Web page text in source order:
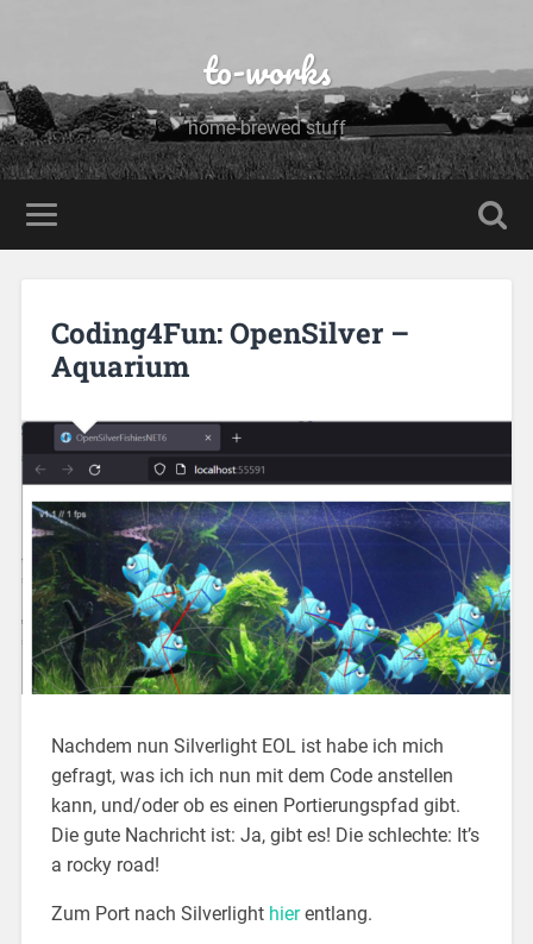
to-works
home-brewed stuff
Coding4Fun: OpenSilver –
Aquarium
Nachdem nun Silverlight EOL ist habe ich mich
gefragt, was ich ich nun mit dem Code anstellen
kann, und/oder ob es einen Portierungspfad gibt.
Die gute Nachricht ist: Ja, gibt es! Die schlechte: It’s
a rocky road!
Zum Port nach Silverlight hierentlang.